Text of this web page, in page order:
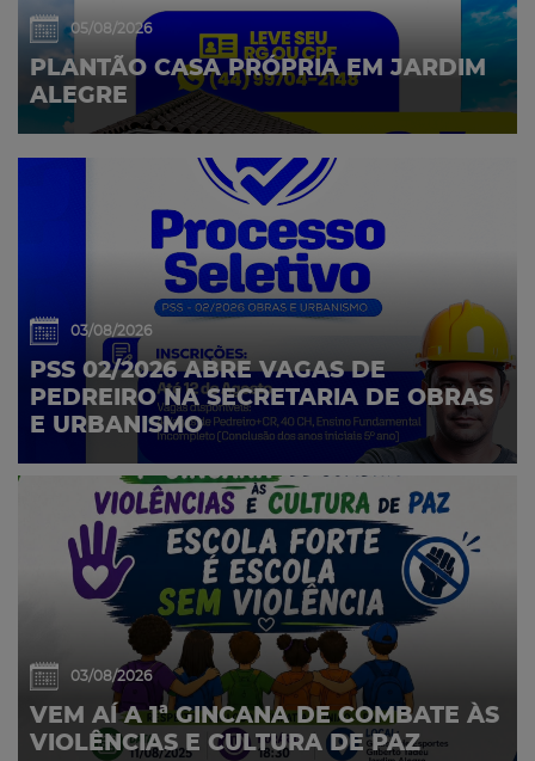
05/08/2026
PLANTÃO CASA PRÓPRIA EM JARDIM
ALEGRE
03/08/2026
PSS 02/2026 ABRE VAGAS DE
PEDREIRO NA SECRETARIA DE OBRAS
E URBANISMO
03/08/2026
VEM AÍ A 1ª GINCANA DE COMBATE ÀS
VIOLÊNCIAS E CULTURA DE PAZ